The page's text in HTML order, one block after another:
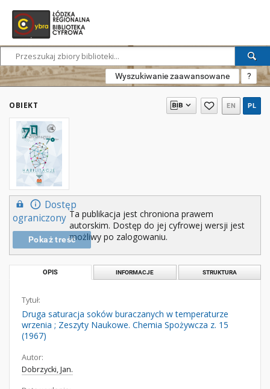
Wyszukiwanie zaawansowane ?
OBIEKT EN PL
Dostęp
ograniczony
Pokaż treść
Ta publikacja jest chroniona prawem
autorskim. Dostęp do jej cyfrowej wersji jest
możliwy po zalogowaniu.
OPIS INFORMACJE STRUKTURA
Tytuł:
Druga saturacja soków buraczanych w temperaturze
wrzenia ; Zeszyty Naukowe. Chemia Spożywcza z. 15
(1967)
Autor:
Dobrzycki, Jan.